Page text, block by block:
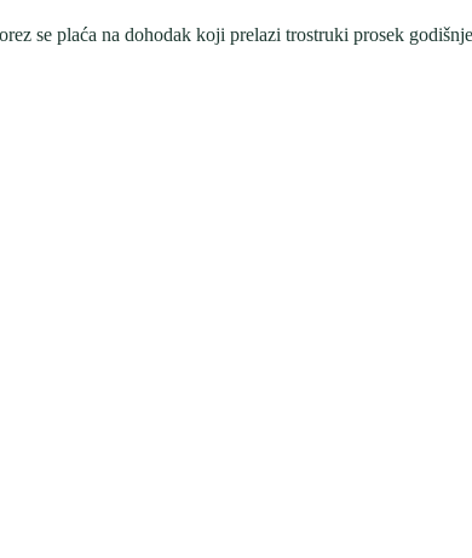
se plaća na dohodak koji prelazi trostruki prosek